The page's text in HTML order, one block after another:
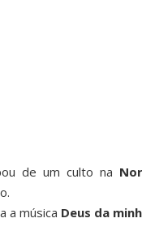
de um culto na
a música Deus da